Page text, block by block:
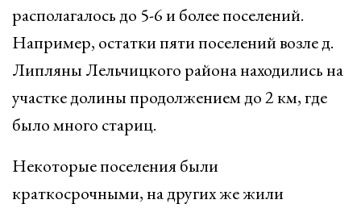
располагалось до 5-6 и более поселений.
Например, остатки пяти поселений возле д.
Липляны Лельчицкого района находились на
участке долины продолжением до 2 км, где
было много стариц.
Некоторые поселения были
краткосрочными, на других же жили